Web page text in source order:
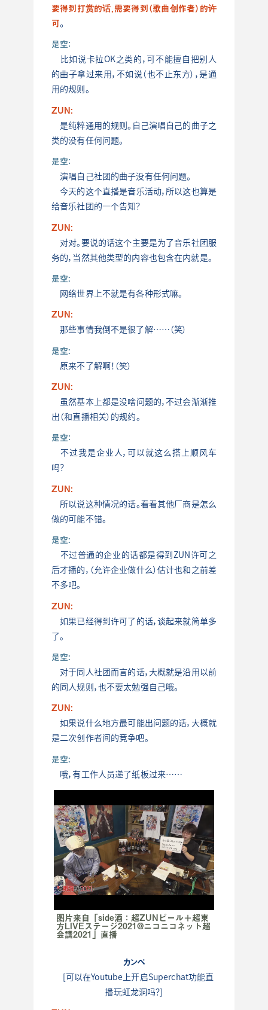
要得到打赏的话，需要得到（歌曲创作者）的许
可。
是空：
比如说卡拉OK之类的，可不能擅自把别人
的曲子拿过来用，不如说（也不止东方），是通
用的规则。
ZUN:
是纯粹通用的规则。自己演唱自己的曲子之
类的没有任何问题。
是空：
演唱自己社团的曲子没有任何问题。
今天的这个直播是音乐活动，所以这也算是
给音乐社团的一个告知？
ZUN:
对对。要说的话这个主要是为了音乐社团服
务的，当然其他类型的内容也包含在内就是。
是空:
网络世界上不就是有各种形式嘛。
ZUN:
那些事情我倒不是很了解……（笑）
是空:
原来不了解啊！（笑）
ZUN:
虽然基本上都是没啥问题的，不过会渐渐推
出（和直播相关）的规约。
是空：
不过我是企业人，可以就这么搭上顺风车
吗？
ZUN:
所以说这种情况的话。看看其他厂商是怎么
做的可能不错。
是空:
不过普通的企业的话都是得到ZUN许可之
后才播的，（允许企业做什么）估计也和之前差
不多吧。
ZUN:
如果已经得到许可了的话，谈起来就简单多
了。
是空:
对于同人社团而言的话，大概就是沿用以前
的同人规则，也不要太勉强自己哦。
ZUN:
如果说什么地方最可能出问题的话，大概就
是二次创作者间的竞争吧。
是空:
哦，有工作人员递了纸板过来……
图片来自「side酒：超ZUNビール＋超東
方LIVEステージ2021@ニコニコネット超
会議2021」直播
カンペ
[可以在Youtube上开启Superchat功能直
播玩虹龙洞吗？]